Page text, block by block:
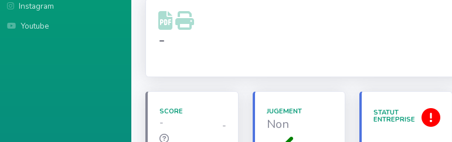
Instagram
Youtube
-
SCORE
- -
JUGEMENT
Non
STATUT
ENTREPRISE